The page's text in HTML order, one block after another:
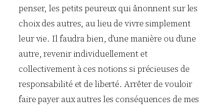
penser, les petits peureux qui ânonnent sur les
choix des autres, au lieu de vivre simplement
leur vie. Il faudra bien, d’une manière ou d’une
autre, revenir individuellement et
collectivement à ces notions si précieuses de
responsabilité et de liberté. Arrêter de vouloir
faire payer aux autres les conséquences de mes